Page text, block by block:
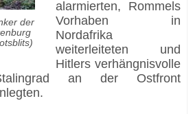
der
alarmierten, Rommels
Vorhaben in
Nordafrika
weiterleiteten und
Hitlers verhängnisvolle
an der Ostfront